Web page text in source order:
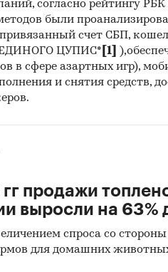
ASIA
XIN
CO.,
GROUP
согласно рейтингу
были
привязанный счет СБП,
ЦУПИС* [1]
в сфере азартных игр),
и снятия средств,
продажи
выросли на 63%
спроса со
для домашних